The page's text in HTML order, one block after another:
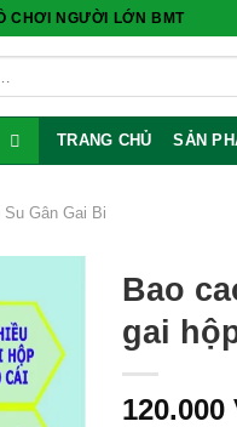
CHƠI NGƯỜI LỚN BMT
TRANG CHỦ SẢN
Su Gân Gai Bi
Bao
gai
120.000